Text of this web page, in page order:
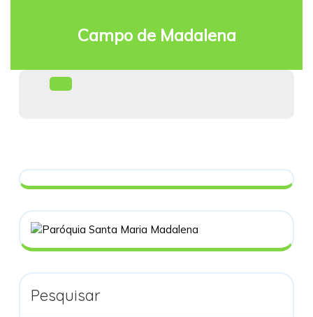
Campo de Madalena
Pesquisar